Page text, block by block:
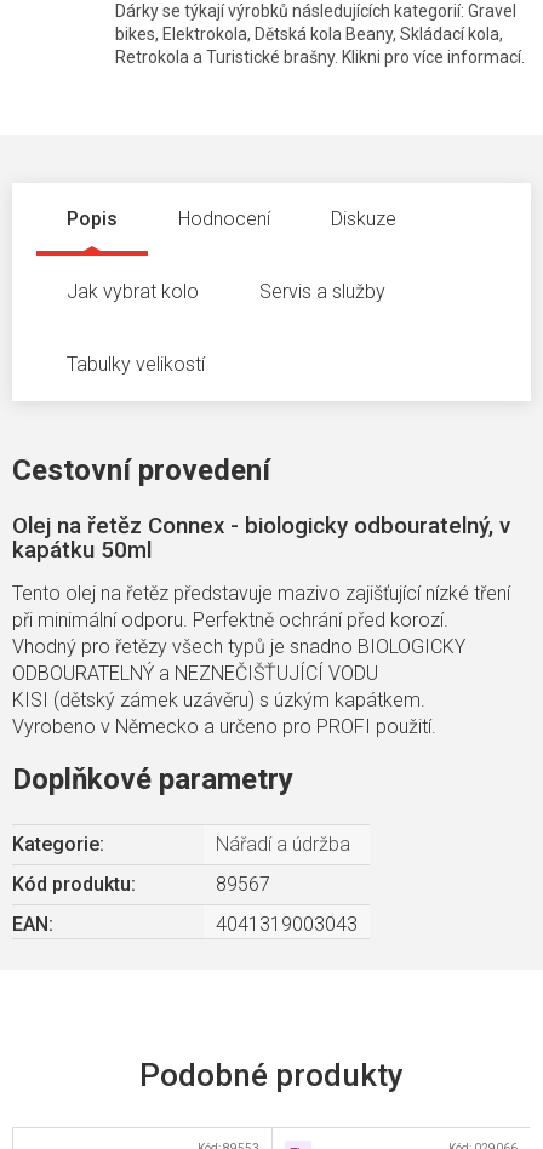
Dárky se týkají výrobků následujících kategorií: Gravel
bikes, Elektrokola, Dětská kola Beany, Skládací kola,
Retrokola a Turistické brašny. Klikni pro více informací.
Popis Hodnocení Diskuze
Jak vybrat kolo Servis a služby
Tabulky velikostí
Cestovní provedení
Olej na řetěz Connex - biologicky odbouratelný, v
kapátku 50ml
Tento olej na řetěz představuje mazivo zajišťující nízké tření
při minimální odporu. Perfektně ochrání před korozí.
Vhodný pro řetězy všech typů je snadno BIOLOGICKY
ODBOURATELNÝ a NEZNEČIŠŤUJÍCÍ VODU
KISI (dětský zámek uzávěru) s úzkým kapátkem.
Vyrobeno v Německo a určeno pro PROFI použití.
Doplňkové parametry
Kategorie:
Nářadí a údržba
Kód produktu:
89567
EAN: 4041319003043